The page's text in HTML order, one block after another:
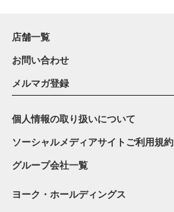
店舗一覧
お問い合わせ
メルマガ登録
個人情報の取り扱いについて
ソーシャルメディアサイトご利用規約
グループ会社一覧
ヨーク・ホールディングス